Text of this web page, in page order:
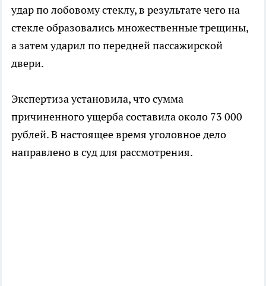
удар по лобовому стеклу, в результате чего на
стекле образовались множественные трещины,
а затем ударил по передней пассажирской
двери.
Экспертиза установила, что сумма
причиненного ущерба составила около 73 000
рублей. В настоящее время уголовное дело
направлено в суд для рассмотрения.